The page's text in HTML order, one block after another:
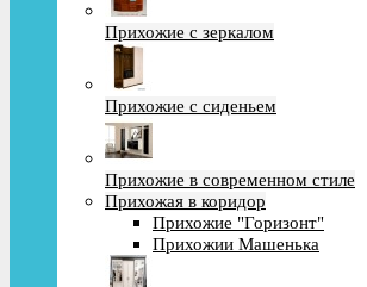
Прихожие с зеркалом
Прихожие с сиденьем
Прихожие в современном стиле
Прихожая в коридор
Прихожие "Горизонт"
Прихожии Машенька